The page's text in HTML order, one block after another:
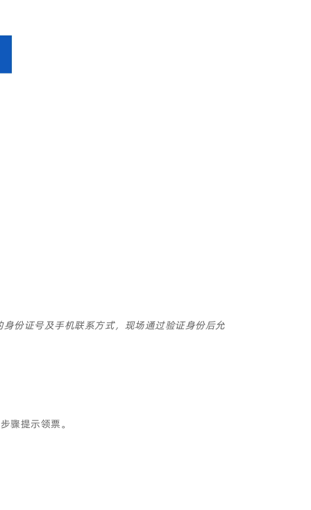
份证号及手机联系方式，现场通过验证身份后允
骤提示领票。